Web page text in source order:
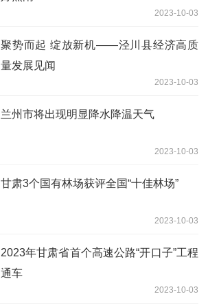
2023-10-03
聚势而起 绽放新机——泾川县经济高质
量发展见闻
2023-10-03
兰州市将出现明显降水降温天气
2023-10-03
甘肃3个国有林场获评全国“十佳林场”
2023-10-03
2023年甘肃省首个高速公路“开口子”工程
通车
2023-10-03